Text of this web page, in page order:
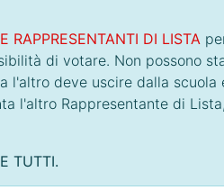
RAPPRESENTANTI DI LISTA
di votare. Non possono
l'altro deve uscire dalla scuola
l'altro Rappresentante di
TUTTI.